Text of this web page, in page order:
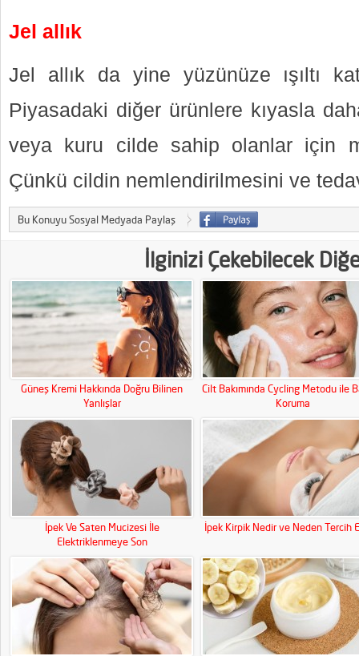
Jel allık
Jel allık da yine yüzünüze ışıltı
Piyasadaki diğer ürünlere kıyasla
veya kuru cilde sahip olanlar için
Çünkü cildin nemlendirilmesini ve
Bu Konuyu Sosyal Medyada Paylaş
İlginizi Çekebilecek
Güneş Kremi Hakkında Doğru Bilinen
Yanlışlar
Cilt Bakımında Cycling Metodu ile
Koruma
İpek Ve Saten Mucizesi İle
Elektriklenmeye Son
İpek Kirpik Nedir ve Neden Tercih